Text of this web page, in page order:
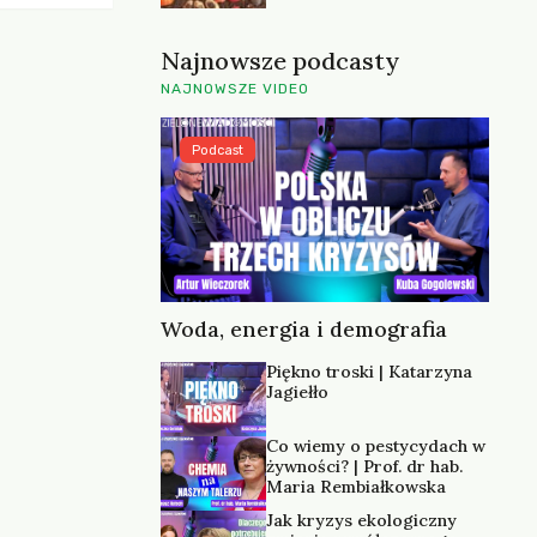
Najnowsze podcasty
NAJNOWSZE VIDEO
Woda, energia i demografia
Podcast
Piękno troski | Katarzyna
Jagiełło
Co wiemy o pestycydach w
żywności? | Prof. dr hab.
Maria Rembiałkowska
Jak kryzys ekologiczny